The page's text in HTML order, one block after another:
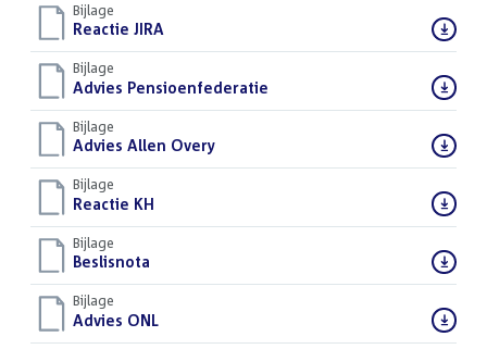
Bijlage
Download
bestand:
Reactie JIRA
Bijlage
Download
bestand:
Advies Pensioenfederatie
Bijlage
Download
bestand:
Advies Allen Overy(PDF)
Bijlage
Download
bestand:
Reactie KH
Bijlage
Download
bestand:
Beslisnota
Bijlage
Download
bestand:
Advies ONL(PDF)